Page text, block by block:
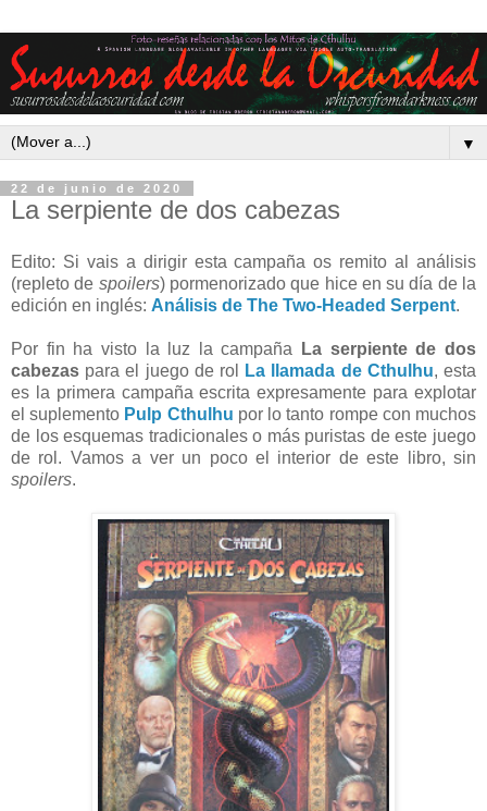
▼
22 de junio de 2020
La serpiente de dos cabezas
Edito: Si vais a dirigir esta campaña os remito al análisis
(repleto de spoilers) pormenorizado que hice en su día de la
edición en inglés: Análisis de The Two-Headed Serpent.
Por fin ha visto la luz la campaña
La serpiente de dos
cabezas para el juego de rol La llamada de Cthulhu, esta
es la primera campaña escrita expresamente para explotar
el suplemento Pulp Cthulhu por lo tanto rompe con muchos
de los esquemas tradicionales o más puristas de este juego
de rol. Vamos a ver un poco el interior de este libro, sin
spoilers.